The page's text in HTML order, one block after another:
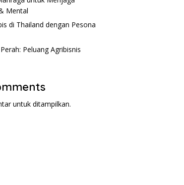
Mental
di Thailand dengan Pesona
Peluang Agribisnis
untuk ditampilkan.